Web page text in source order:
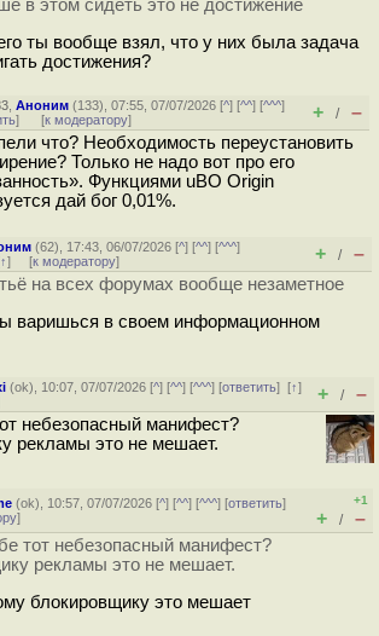
в этом сидеть это не достижение
ты вообще взял, что у них была задача
достижения?
,Аноним (133), 07:55, 07/07/2026 [^] [^^] [^^^]
] [к модератору] + / –
что? Необходимость переустановить
Только не надо вот про его
Функциями uBO Origin
дай бог 0,01%.
(62), 17:43, 06/07/2026 [^] [^^] [^^^]
↑] [к модератору] + / –
на всех форумах вообще незаметное
варишься в своем информационном
(ok), 10:07, 07/07/2026 [^] [^^] [^^^] [ответить][↑]
+ / –
небезопасный манифест?
рекламы это не мешает.
(ok), 10:57, 07/07/2026 [^] [^^] [^^^] [ответить]
]
+1
+ / –
тот небезопасный манифест?
рекламы это не мешает.
блокировщику это мешает